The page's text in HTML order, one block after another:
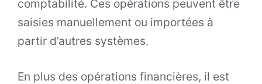
comptabilité. Ces opérations peuvent être
saisies manuellement ou importées à
partir d’autres systèmes.
En plus des opérations financières, il est